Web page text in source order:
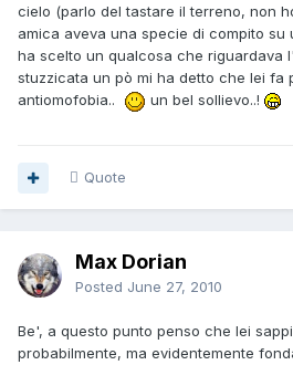
cielo (parlo del tastare il terreno, non
amica aveva una specie di compito su
ha scelto un qualcosa che riguardava
stuzzicata un pò mi ha detto che lei fa
antiomofobia..
un bel sollievo..!
Quote
Max Dorian
Posted June 27, 2010
Be', a questo punto penso che lei
probabilmente, ma evidentemente